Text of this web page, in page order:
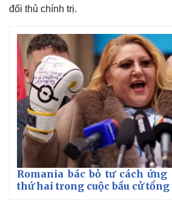
Thế giới
Quan sát
Cuộc sống đó đây
Hồ sơ
Video
Ảnh
E-
đối thủ chính trị.
Romania bác bỏ tư cách
thứ hai trong cuộc bầu cử